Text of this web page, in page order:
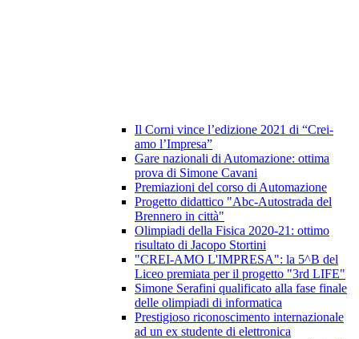
Il Corni vince l’edizione 2021 di “Crei-
amo l’Impresa”
Gare nazionali di Automazione: ottima
prova di Simone Cavani
Premiazioni del corso di Automazione
Progetto didattico "Abc-Autostrada del
Brennero in città"
Olimpiadi della Fisica 2020-21: ottimo
risultato di Jacopo Stortini
"CREI-AMO L'IMPRESA": la 5^B del
Liceo premiata per il progetto "3rd LIFE"
Simone Serafini qualificato alla fase finale
delle olimpiadi di informatica
Prestigioso riconoscimento internazionale
ad un ex studente di elettronica